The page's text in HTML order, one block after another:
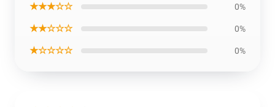
★★★☆☆ 0%
★★☆☆☆ 0%
★☆☆☆☆ 0%